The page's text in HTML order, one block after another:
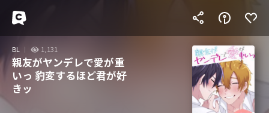
BL 1,131
親友がヤンデレで愛が重
いっ 豹変するほど君が好
きッ